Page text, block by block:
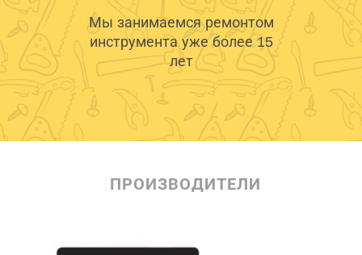
Мы занимаемся ремонтом
инструмента уже более 15
лет
ПРОИЗВОДИТЕЛИ